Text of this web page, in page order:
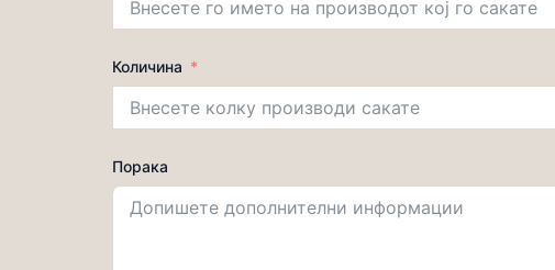
Количина
Порака